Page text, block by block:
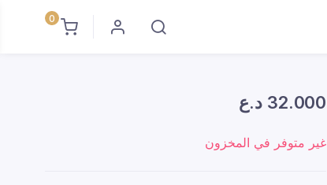
0
32.000 د.ع
غير متوفر في المخزون